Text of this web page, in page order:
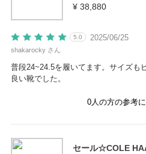
¥ 38,880
2025/06/25
5.0
shakarocky さん
普段24~24.5を履いてます。サイズも
良い靴でした。
0人の方の参考
セール☆COLE